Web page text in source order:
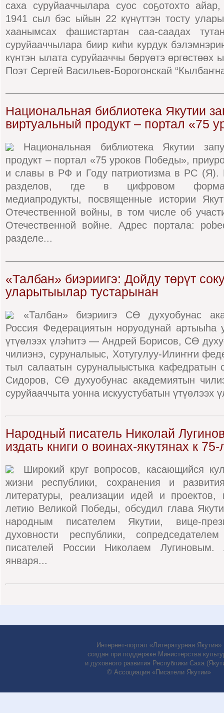
саха суруйааччылара суос соҕотохто
1941 сыл бэс ыйын 22 күнүттэн тосту
хаанымсах фашистартан саа-саадах
суруйааччылара биир киһи курдук
күнтэн ылата суруйааччы бөрүөтэ өргөстөөх
Поэт Сергей Васильев-Борогонскай
Национальная библиотека Якутии
виртуальный продукт – портал «75
Национальная библиотека Якутии
продукт – портал «75 уроков Победы»,
и славы в РФ и Году патриотизма в РС (Я).
разделов, где в цифровом
медиапродукты, посвященные истории
Отечественной войны, в том числе об
Отечественной войне. Адрес портала:
разделе...
«Талбан» биэриигэ: Дойду төрүт
уларытыылар тустарынан
«Талбан» биэриигэ СӨ духуобунас
Россия Федерациятын норуодунай артыыһа
үтүөлээх үлэһитэ — Андрей Борисов, СӨ
чилиэнэ, суруналыыс, Хотугулуу-Илиҥҥи
тыл салаатын суруналыыстыка кафедратын
Сидоров, СӨ духуобунас академиятын
суруйааччыта уонна искуустубатын үтүөлээх
Народный писатель Николай
издать книги о воинах-якутянах к
Широкий круг вопросов, касающийся
жизни республики, сохранения и
литературы, реализации идей и проектов,
летию Великой Победы, обсудил глава
народным писателем Якутии, вице-
духовности республики,
писателей России Николаем
января...
Интернет-портал «Литературная Якутия»
создан при поддержке Министерства
и духовного развития Республики Саха
© Ассоциация «Писатели Якутии»